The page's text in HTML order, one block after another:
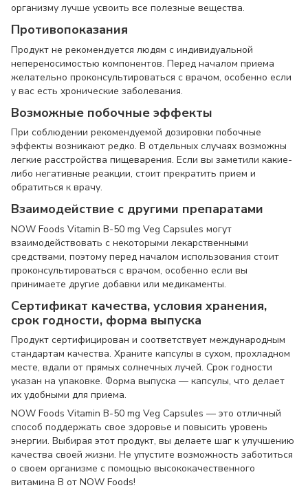
организму лучше усвоить все полезные вещества.
Противопоказания
Продукт не рекомендуется людям с индивидуальной
непереносимостью компонентов. Перед началом приема
желательно проконсультироваться с врачом, особенно если
у вас есть хронические заболевания.
Возможные побочные эффекты
При соблюдении рекомендуемой дозировки побочные
эффекты возникают редко. В отдельных случаях возможны
легкие расстройства пищеварения. Если вы заметили какие-
либо негативные реакции, стоит прекратить прием и
обратиться к врачу.
Взаимодействие с другими препаратами
NOW Foods Vitamin B-50 mg Veg Capsules могут
взаимодействовать с некоторыми лекарственными
средствами, поэтому перед началом использования стоит
проконсультироваться с врачом, особенно если вы
принимаете другие добавки или медикаменты.
Сертификат качества, условия хранения,
срок годности, форма выпуска
Продукт сертифицирован и соответствует международным
стандартам качества. Храните капсулы в сухом, прохладном
месте, вдали от прямых солнечных лучей. Срок годности
указан на упаковке. Форма выпуска — капсулы, что делает
их удобными для приема.
NOW Foods Vitamin B-50 mg Veg Capsules — это отличный
способ поддержать свое здоровье и повысить уровень
энергии. Выбирая этот продукт, вы делаете шаг к улучшению
качества своей жизни. Не упустите возможность заботиться
о своем организме с помощью высококачественного
витамина B от NOW Foods!